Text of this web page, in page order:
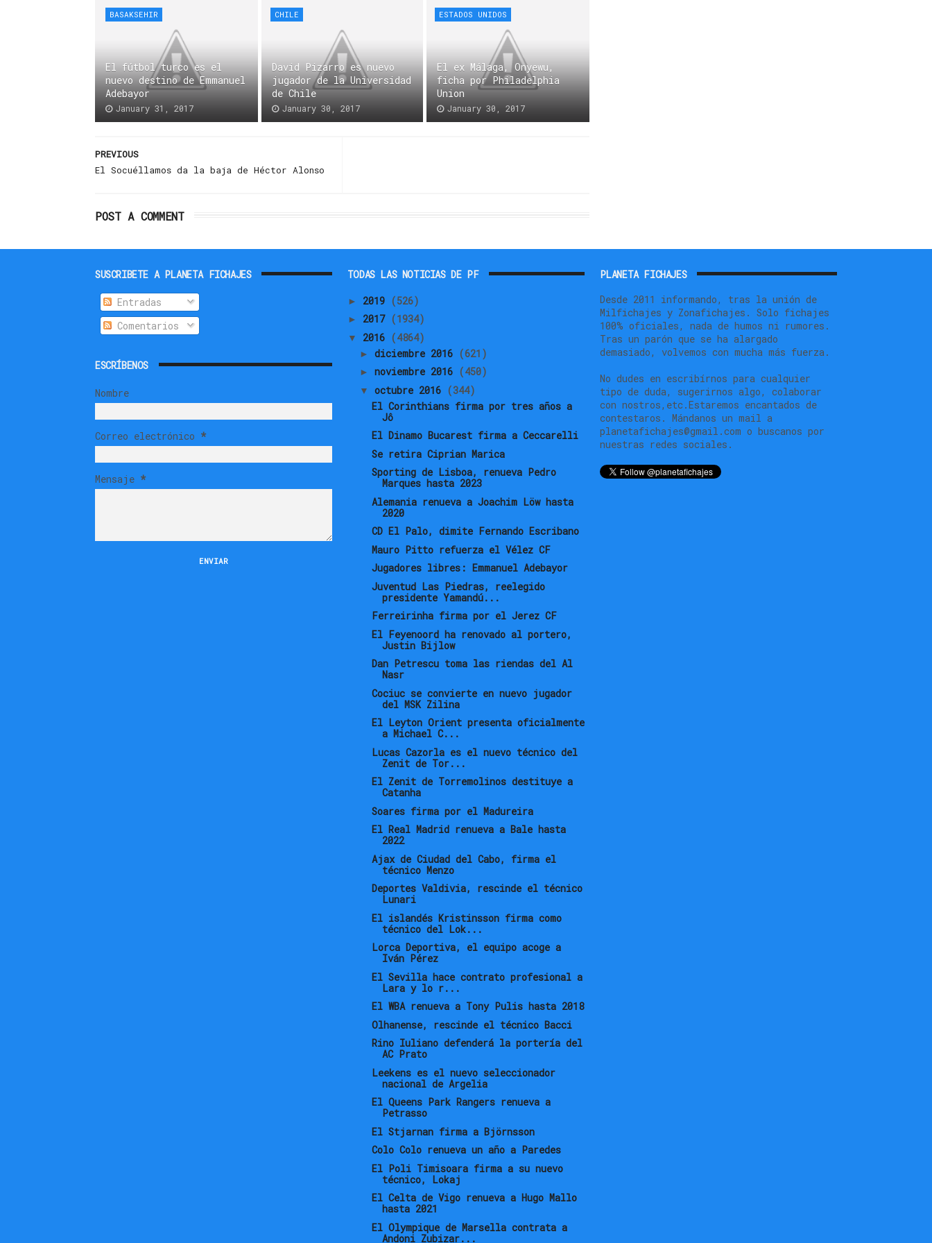
BASAKSEHIR
El fútbol turco es el
nuevo destino de Emmanuel
Adebayor
January 31, 2017
CHILE
David Pizarro es nuevo
jugador de la Universidad
de Chile
January 30, 2017
ESTADOS UNIDOS
El ex Málaga, Onyewu,
ficha por Philadelphia
Union
January 30, 2017
PREVIOUS
El Socuéllamos da la baja de Héctor Alonso
POST A COMMENT
SUSCRIBETE A PLANETA FICHAJES
Entradas
Comentarios
ESCRÍBENOS
Nombre
Correo electrónico *
Mensaje *
TODAS LAS NOTICIAS DE PF
► 2019 (526)
► 2017 (1934)
▼ 2016 (4864)
► diciembre 2016 (621)
► noviembre 2016 (450)
▼ octubre 2016 (344)
El Corinthians firma por tres años a
Jô
El Dinamo Bucarest firma a Ceccarelli
Se retira Ciprian Marica
Sporting de Lisboa, renueva Pedro
Marques hasta 2023
Alemania renueva a Joachim Löw hasta
2020
CD El Palo, dimite Fernando Escribano
Mauro Pitto refuerza el Vélez CF
Jugadores libres: Emmanuel Adebayor
Juventud Las Piedras, reelegido
presidente Yamandú...
Ferreirinha firma por el Jerez CF
El Feyenoord ha renovado al portero,
Justin Bijlow
Dan Petrescu toma las riendas del Al
Nasr
Cociuc se convierte en nuevo jugador
del MSK Zilina
El Leyton Orient presenta oficialmente
a Michael C...
Lucas Cazorla es el nuevo técnico del
Zenit de Tor...
El Zenit de Torremolinos destituye a
Catanha
Soares firma por el Madureira
El Real Madrid renueva a Bale hasta
2022
Ajax de Ciudad del Cabo, firma el
técnico Menzo
Deportes Valdivia, rescinde el técnico
Lunari
El islandés Kristinsson firma como
técnico del Lok...
Lorca Deportiva, el equipo acoge a
Iván Pérez
El Sevilla hace contrato profesional a
Lara y lo r...
El WBA renueva a Tony Pulis hasta 2018
Olhanense, rescinde el técnico Bacci
Rino Iuliano defenderá la portería del
AC Prato
Leekens es el nuevo seleccionador
nacional de Argelia
El Queens Park Rangers renueva a
Petrasso
El Stjarnan firma a Björnsson
Colo Colo renueva un año a Paredes
El Poli Timisoara firma a su nuevo
técnico, Lokaj
El Celta de Vigo renueva a Hugo Mallo
hasta 2021
El Olympique de Marsella contrata a
Andoni Zubizar...
PLANETA FICHAJES
Desde 2011 informando, tras la unión de
Milfichajes y Zonafichajes. Solo fichajes
100% oficiales, nada de humos ni rumores.
Tras un parón que se ha alargado
demasiado, volvemos con mucha más fuerza.
No dudes en escribírnos para cualquier
tipo de duda, sugerirnos algo, colaborar
con nostros,etc.Estaremos encantados de
contestaros. Mándanos un mail a
planetafichajes@gmail.com o buscanos por
nuestras redes sociales.